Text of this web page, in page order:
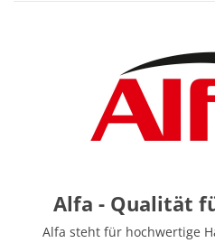
Alfa - Qualität
Alfa steht für hochwertige